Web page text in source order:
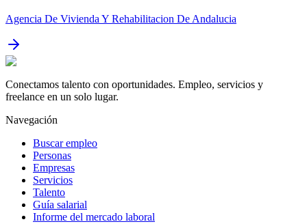
Agencia De Vivienda Y Rehabilitacion De Andalucia
Conectamos talento con oportunidades. Empleo, servicios y
freelance en un solo lugar.
Navegación
Buscar empleo
Personas
Empresas
Servicios
Talento
Guía salarial
Informe del mercado laboral